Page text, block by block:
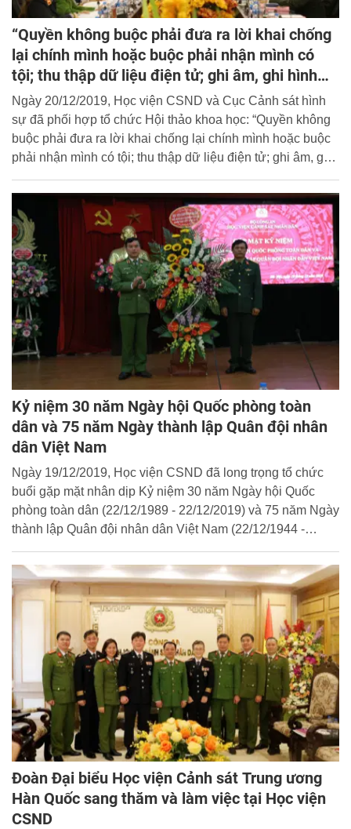
“Quyền không buộc phải đưa ra lời khai chống
lại chính mình hoặc buộc phải nhận mình có
tội; thu thập dữ liệu điện tử; ghi âm, ghi hình
trong Luật TTHS và những vấn đề đặt ra đối
với hoạt động điều tra của lực lượng CAND”
Ngày 20/12/2019, Học viện CSND và Cục Cảnh sát hình
sự đã phối hợp tổ chức Hội thảo khoa học: “Quyền không
buộc phải đưa ra lời khai chống lại chính mình hoặc buộc
phải nhận mình có tội; thu thập dữ liệu điện tử; ghi âm, ghi
với hoạt động điều tra của lực lượng Công an nhân dân”.
Kỷ niệm 30 năm Ngày hội Quốc phòng toàn
dân và 75 năm Ngày thành lập Quân đội nhân
dân Việt Nam
Ngày 19/12/2019, Học viện CSND đã long trọng tổ chức
buổi gặp mặt nhân dịp Kỷ niệm 30 năm Ngày hội Quốc
phòng toàn dân (22/12/1989 - 22/12/2019) và 75 năm Ngày
thành lập Quân đội nhân dân Việt Nam (22/12/1944 -
Đoàn Đại biểu Học viện Cảnh sát Trung ương
Hàn Quốc sang thăm và làm việc tại Học viện
CSND